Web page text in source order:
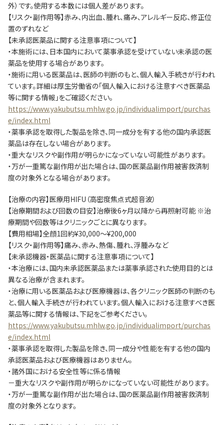
外）です。使用する本数には個人差があります。
【リスク・副作用等】赤み、内出血、腫れ、痛み、アレルギー反応、修正位
置のずれなど
【未承認医薬品に関する注意事項について】
・本施術には、日本国内において薬事承認を受けていない未承認の医
薬品を使用する場合があります。
・施術に用いる医薬品は、医師の判断のもと、個人輸入手続きが行われ
ています。詳細は厚生労働省の「個人輸入における注意すべき医薬品
等に関する情報」をご確認ください。
https://www.yakubutsu.mhlw.go.jp/individualimport/purchas
e/index.html
・薬事承認を取得した製品を除き、同一成分を有する他の国内承認医
薬品は存在しない場合があります。
・重大なリスクや副作用が明らかになっていない可能性があります。
・万が一重篤な副作用が出た場合は、国の医薬品副作用被害救済制
度の対象外となる場合があります。
【治療の内容】医療用HIFU（高密度焦点式超音波）
【治療期間および回数の目安】治療後6ヶ月以降から再照射可能 ※治
療期間や回数等はクリニックごとに異なります。
【費用相場】全顔1回約¥30,000～¥200,000
【リスク・副作用等】痛み、赤み、熱傷、腫れ、浮腫みなど
【未承認機器・医薬品に関する注意事項について】
・本治療には、国内未承認医薬品または薬事承認された使用目的とは
異なる治療が含まれます。
・治療に用いる医薬品および医療機器は、各クリニック医師の判断のも
と、個人輸入手続きが行われています。個人輸入における注意すべき医
薬品等に関する情報は、下記をご参考ください。
https://www.yakubutsu.mhlw.go.jp/individualimport/purchas
e/index.html
・薬事承認を取得した製品を除き、同一成分や性能を有する他の国内
承認医薬品および医療機器はありません。
・諸外国における安全性等に係る情報
－重大なリスクや副作用が明らかになっていない可能性があります。
・万が一重篤な副作用が出た場合は、国の医薬品副作用被害救済制
度の対象外となります。